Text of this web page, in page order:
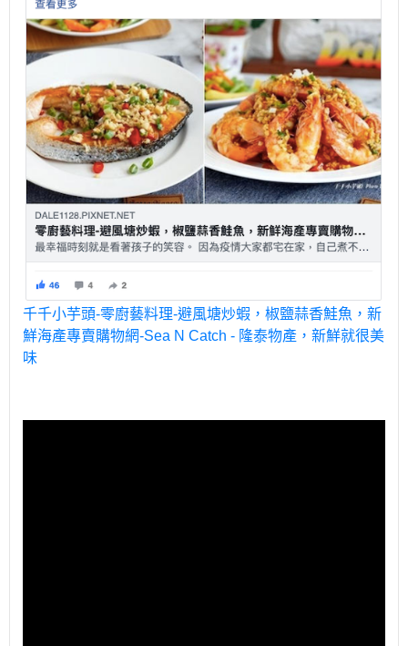
千千小芋頭-零廚藝料理-避風塘炒蝦，椒鹽蒜香鮭魚，新
鮮海產專賣購物網-Sea N Catch - 隆泰物產，新鮮就很美
味